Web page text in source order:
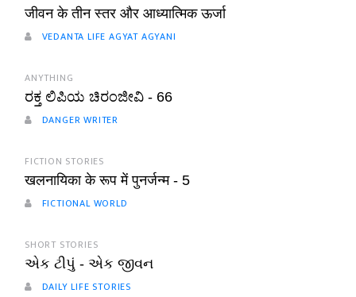
जीवन के तीन स्तर और आध्यात्मिक ऊर्जा
VEDANTA LIFE AGYAT AGYANI
ANYTHING
ರಕ್ತ ಲಿಪಿಯ ಚಿರಂಜೀವಿ - 66
DANGER WRITER
FICTION STORIES
खलनायिका के रूप में पुनर्जन्म - 5
FICTIONAL WORLD
SHORT STORIES
એક ટીપું - એક જીવન
DAILY LIFE STORIES